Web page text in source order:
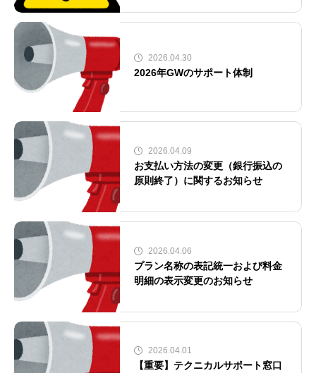
2026.04.30
2026年GWのサポート体制
2026.04.09
お支払い方法の変更（銀行振込の
原則終了）に関するお知らせ
2026.04.06
プラン名称の表記統一および料金
明細の表示変更のお知らせ
2026.04.01
【重要】テクニカルサポート窓口